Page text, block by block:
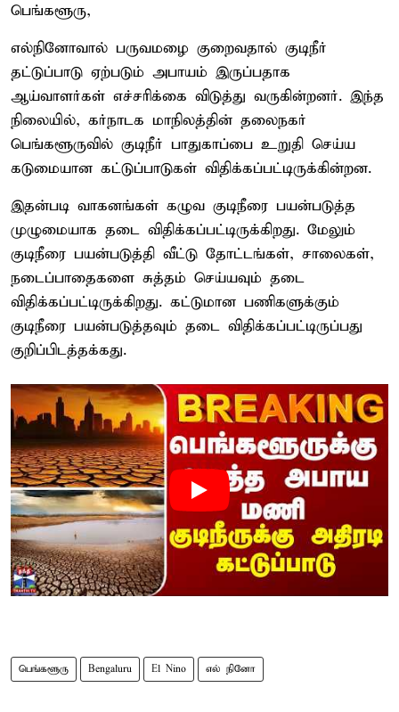
பெங்களூரு,
எல்நினோவால் பருவமழை குறைவதால் குடிநீர்
தட்டுப்பாடு ஏற்படும் அபாயம் இருப்பதாக
ஆய்வாளர்கள் எச்சரிக்கை விடுத்து வருகின்றனர். இந்த
நிலையில், கர்நாடக மாநிலத்தின் தலைநகர்
பெங்களூருவில் குடிநீர் பாதுகாப்பை உறுதி செய்ய
கடுமையான கட்டுப்பாடுகள் விதிக்கப்பட்டிருக்கின்றன.
இதன்படி வாகனங்கள் கழுவ குடிநீரை பயன்படுத்த
முழுமையாக தடை விதிக்கப்பட்டிருக்கிறது. மேலும்
குடிநீரை பயன்படுத்தி வீட்டு தோட்டங்கள், சாலைகள்,
நடைப்பாதைகளை சுத்தம் செய்யவும் தடை
விதிக்கப்பட்டிருக்கிறது. கட்டுமான பணிகளுக்கும்
குடிநீரை பயன்படுத்தவும் தடை விதிக்கப்பட்டிருப்பது
குறிப்பிடத்தக்கது.
பெங்களூரு Bengaluru El Nino எல் நினோ